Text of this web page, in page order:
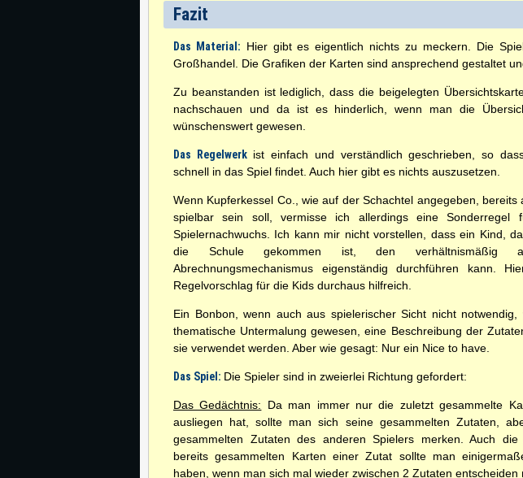
Fazit
Das Material: Hier gibt es eigentlich nichts zu meckern. Die
Großhandel. Die Grafiken der Karten sind ansprechend gestaltet
Zu beanstanden ist lediglich, dass die beigelegten
nachschauen und da ist es hinderlich, wenn man die
wünschenswert gewesen.
Das Regelwerk ist einfach und verständlich geschrieben, so
schnell in das Spiel findet. Auch hier gibt es nichts auszusetzen.
Wenn Kupferkessel Co., wie auf der Schachtel angegeben, bereits
spielbar sein soll, vermisse ich allerdings eine Sonderregel
Spielernachwuchs. Ich kann mir nicht vorstellen, dass ein Kind,
die Schule gekommen ist, den verhältnismäßig
Abrechnungsmechanismus eigenständig durchführen kann.
Regelvorschlag für die Kids durchaus hilfreich.
Ein Bonbon, wenn auch aus spielerischer Sicht nicht notwendig,
thematische Untermalung gewesen, eine Beschreibung der
sie verwendet werden. Aber wie gesagt: Nur ein Nice to have.
Das Spiel: Die Spieler sind in zweierlei Richtung gefordert:
Das Gedächtnis: Da man immer nur die zuletzt gesammelte
ausliegen hat, sollte man sich seine gesammelten Zutaten,
gesammelten Zutaten des anderen Spielers merken. Auch die
bereits gesammelten Karten einer Zutat sollte man
haben, wenn man sich mal wieder zwischen 2 Zutaten entscheiden